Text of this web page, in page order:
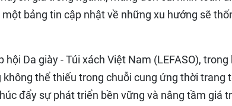
một bảng tin cập nhật về những xu hướng sẽ
hội Da giày - Túi xách Việt Nam (LEFASO),
thể thiếu trong chuỗi cung ứng thời trang
đẩy sự phát triển bền vững và nâng tầm giá